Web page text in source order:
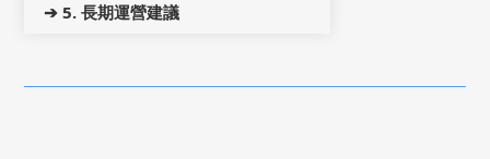
➔ 5. 長期運營建議